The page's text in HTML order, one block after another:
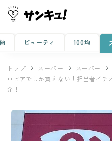
ビューティ 100均
トップ スーパー
スーパー
ロピアでしか買えない！担当者イ
介！